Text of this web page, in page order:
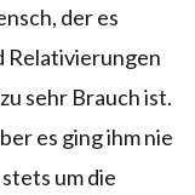
der es
Relativierungen
sehr Brauch ist.
es ging ihm nie
um die